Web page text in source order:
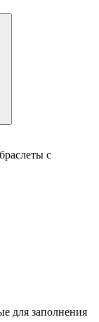
с
для заполнения